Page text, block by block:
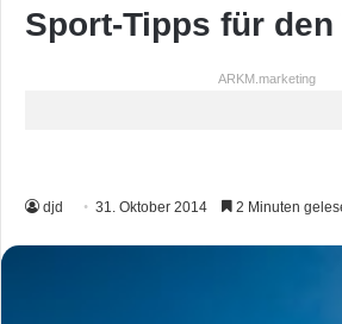
Sport-Tipps für
ARKM.marketing
djd 31. Oktober 2014 2 Minuten